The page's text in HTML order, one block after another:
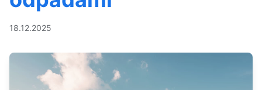
18.12.2025